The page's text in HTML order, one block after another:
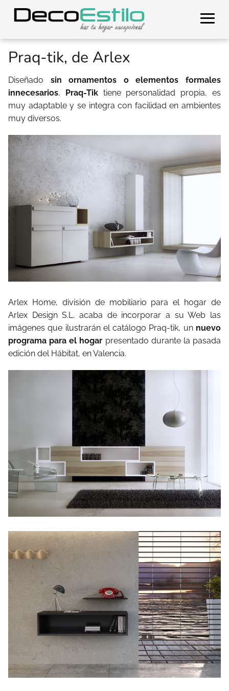
Praq-tik, de Arlex
Diseñado sin ornamentos o elementos formales
innecesarios, Praq-Tiktiene personalidad propia, es
muy adaptable y se integra con facilidad en ambientes
muy diversos.
Arlex Home, división de mobiliario para el hogar de
Arlex Design S.L. acaba de incorporar a su Web las
imágenes que ilustrarán el catálogo Praq-tik, un nuevo
programa para el hogar presentado durante la pasada
edición del Hábitat, en Valencia.